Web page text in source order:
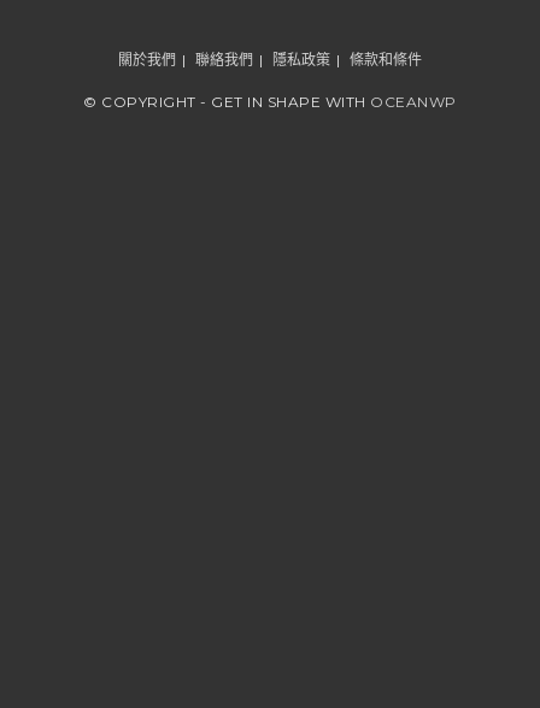
關於我們 聯絡我們 隱私政策 條款和條件
© COPYRIGHT - GET IN SHAPE WITH OCEANWP